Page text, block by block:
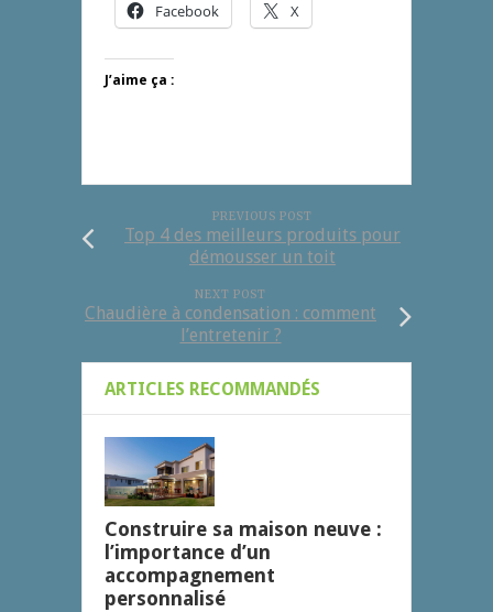
Facebook X
J’aime ça :
PREVIOUS POST
Top 4 des meilleurs produits pour
démousser un toit
NEXT POST
Chaudière à condensation : comment
l’entretenir ?
ARTICLES RECOMMANDÉS
Construire sa maison neuve :
l’importance d’un
accompagnement
personnalisé